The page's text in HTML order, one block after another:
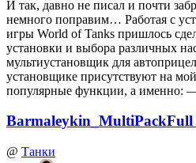
И так, давно не писал и почти
немного поправим… Работая с
игры World of Tanks пришлось
установки и выбора различных
мультиустановщик для
установщике присутствуют на
популярные функции, а именно:
@ Танки